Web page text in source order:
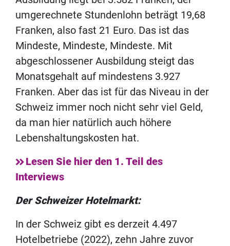
umgerechnete Stundenlohn beträgt 19,68
Franken, also fast 21 Euro. Das ist das
Mindeste, Mindeste, Mindeste. Mit
abgeschlossener Ausbildung steigt das
Monatsgehalt auf mindestens 3.927
Franken. Aber das ist für das Niveau in der
Schweiz immer noch nicht sehr viel Geld,
da man hier natürlich auch höhere
Lebenshaltungskosten hat.
Lesen Sie hier den 1. Teil des
Interviews
Der Schweizer Hotelmarkt:
In der Schweiz gibt es derzeit 4.497
Hotelbetriebe (2022), zehn Jahre zuvor